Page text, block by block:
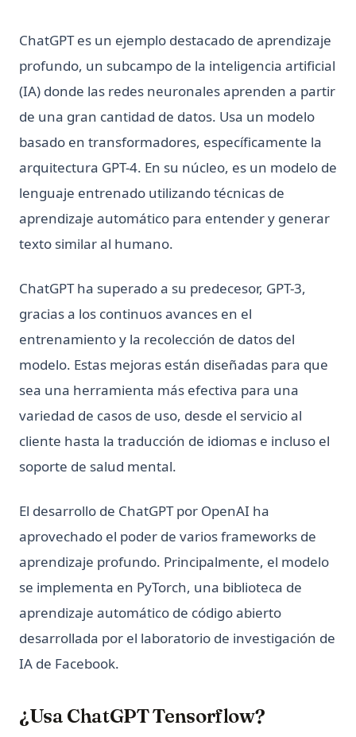
ChatGPT es un ejemplo destacado de aprendizaje
profundo, un subcampo de la inteligencia artificial
(IA) donde las redes neuronales aprenden a partir
de una gran cantidad de datos. Usa un modelo
basado en transformadores, específicamente la
arquitectura GPT-4. En su núcleo, es un modelo de
lenguaje entrenado utilizando técnicas de
aprendizaje automático para entender y generar
texto similar al humano.
ChatGPT ha superado a su predecesor, GPT-3,
gracias a los continuos avances en el
entrenamiento y la recolección de datos del
modelo. Estas mejoras están diseñadas para que
sea una herramienta más efectiva para una
variedad de casos de uso, desde el servicio al
cliente hasta la traducción de idiomas e incluso el
soporte de salud mental.
El desarrollo de ChatGPT por OpenAI ha
aprovechado el poder de varios frameworks de
aprendizaje profundo. Principalmente, el modelo
se implementa en PyTorch, una biblioteca de
aprendizaje automático de código abierto
desarrollada por el laboratorio de investigación de
IA de Facebook.
¿Usa ChatGPT Tensorflow?